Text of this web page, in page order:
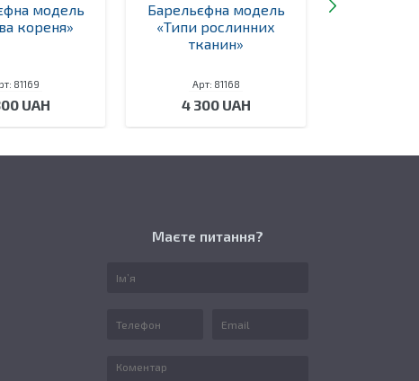
модель
кореня»
81169
UAH
Барельєфна модель
«Типи рослинних
тканин»
Арт: 81168
4 300 UAH
Маєте питання?